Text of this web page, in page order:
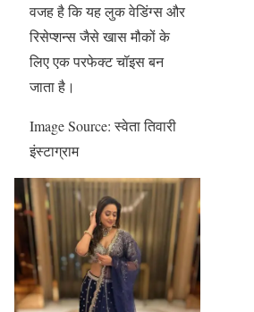
वजह है कि यह लुक वेडिंग्स और
रिसेप्शन्स जैसे खास मौकों के
लिए एक परफेक्ट चॉइस बन
जाता है।
Image Source: स्वेता तिवारी
इंस्टाग्राम